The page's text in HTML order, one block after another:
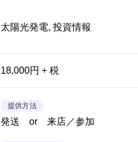
太陽光発電, 投資情報
18,000円 + 税
提供方法
発送 or 来店／参加